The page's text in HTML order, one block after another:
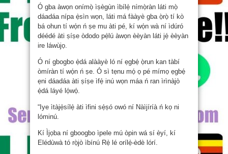
Ó gba àwọn onímọ̀ ìṣègùn ìbílẹ̀ nímọ̀ràn láti mọ̀
dáadáa nípa ẹ̀sìn wọn, láti má fààyè gba ọ̀rọ̀ tí kò
bá ohun tí wọ́n ń ṣe mu àti pé, kí wọ́n wà ní ìdúró
déédé àti ṣíṣe òdodo pẹ̀lú àwọn èèyàn láti jẹ́ èèyàn
ire láwùjọ.
Ó ní gbogbo ẹ̀dá alààyè ló ní ẹgbẹ́ ọ̀run kan tàbí
òmíràn tí wọ́n ń ṣe. Ó sì tẹnu mọ́ ọ pé mímọ ẹgbẹ́
ẹni dáadáa àti ṣíṣe ìfẹ́ inú wọn máa ń ran ìrìnàjò
ẹ̀dá láyé lọ́wọ́.
“Iye ìtàjẹ̀sílẹ̀ àti ìfini sẹ́ṣó owó ní Nàìjíríà ń kọ ni
lóminú.
Kí Ìjọba ní gboogbo ìpele mú òpin wá sí èyí, kí
Elédùwà tó rọ̀jò ìbínú Rẹ̀ lé orílẹ̀-èdè lórí.